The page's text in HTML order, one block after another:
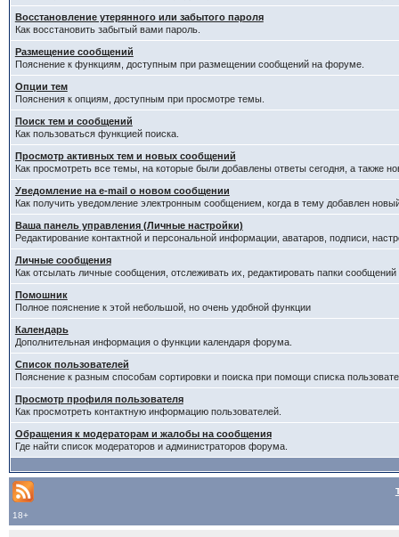
Восстановление утерянного или забытого пароля
Как восстановить забытый вами пароль.
Размещение сообщений
Пояснение к функциям, доступным при размещении сообщений на форуме.
Опции тем
Пояснения к опциям, доступным при просмотре темы.
Поиск тем и сообщений
Как пользоваться функцией поиска.
Просмотр активных тем и новых сообщений
Как просмотреть все темы, на которые были добавлены ответы сегодня, а также
Уведомление на е-mail о новом сообщении
Как получить уведомление электронным сообщением, когда в тему добавлен
Ваша панель управления (Личные настройки)
Редактирование контактной и персональной информации, аватаров, подписи,
Личные сообщения
Как отсылать личные сообщения, отслеживать их, редактировать папки
Помошник
Полное пояснение к этой небольшой, но очень удобной функции
Календарь
Дополнительная информация о функции календаря форума.
Список пользователей
Пояснение к разным способам сортировки и поиска при помощи списка
Просмотр профиля пользователя
Как просмотреть контактную информацию пользователей.
Обращения к модераторам и жалобы на сообщения
Где найти список модераторов и администраторов форума.
18+